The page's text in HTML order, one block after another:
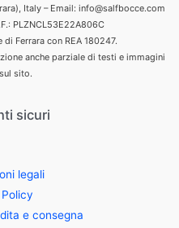
Italy – Email: info@salfbocce.com
PLZNCL53E22A806C
Ferrara con REA 180247.
anche parziale di testi e immagini
sito.
sicuri
legali
e consegna